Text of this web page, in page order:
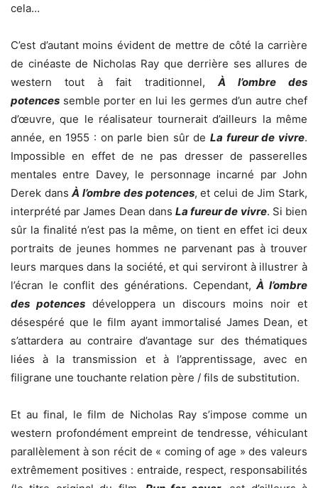
cela…
C’est d’autant moins évident de mettre de côté la carrière
de cinéaste de Nicholas Ray que derrière ses allures de
western tout à fait traditionnel, À l’ombre des
potences semble porter en lui les germes d’un autre chef
d’œuvre, que le réalisateur tournerait d’ailleurs la même
année, en 1955 : on parle bien sûr de La fureur de vivre.
Impossible en effet de ne pas dresser de passerelles
mentales entre Davey, le personnage incarné par John
Derek dansÀ l’ombre des potences, et celui de Jim Stark,
interprété par James Dean dans La fureur de vivre. Si bien
sûr la finalité n’est pas la même, on tient en effet ici deux
portraits de jeunes hommes ne parvenant pas à trouver
leurs marques dans la société, et qui serviront à illustrer à
l’écran le conflit des générations. Cependant,À l’ombre
des potences développera un discours moins noir et
désespéré que le film ayant immortalisé James Dean, et
s’attardera au contraire d’avantage sur des thématiques
liées à la transmission et à l’apprentissage, avec en
filigrane une touchante relation père / fils de substitution.
Et au final, le film de Nicholas Ray s’impose comme un
western profondément empreint de tendresse, véhiculant
parallèlement à son récit de « coming of age » des valeurs
extrêmement positives : entraide, respect, responsabilités